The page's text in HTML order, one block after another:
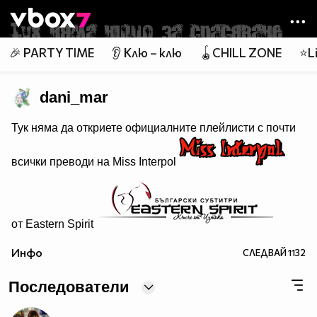
👾
🎉 PARTY TIME 👂 Клю – клю 🪀CHILL ZONE
dani_mar
Тук няма да откриете официалните плейлисти с почти
всички преводи на Miss Interpol
от Eastern Spirit
Завършени проекти:
Инфо СЛЕДВАЙ1132
Последователи